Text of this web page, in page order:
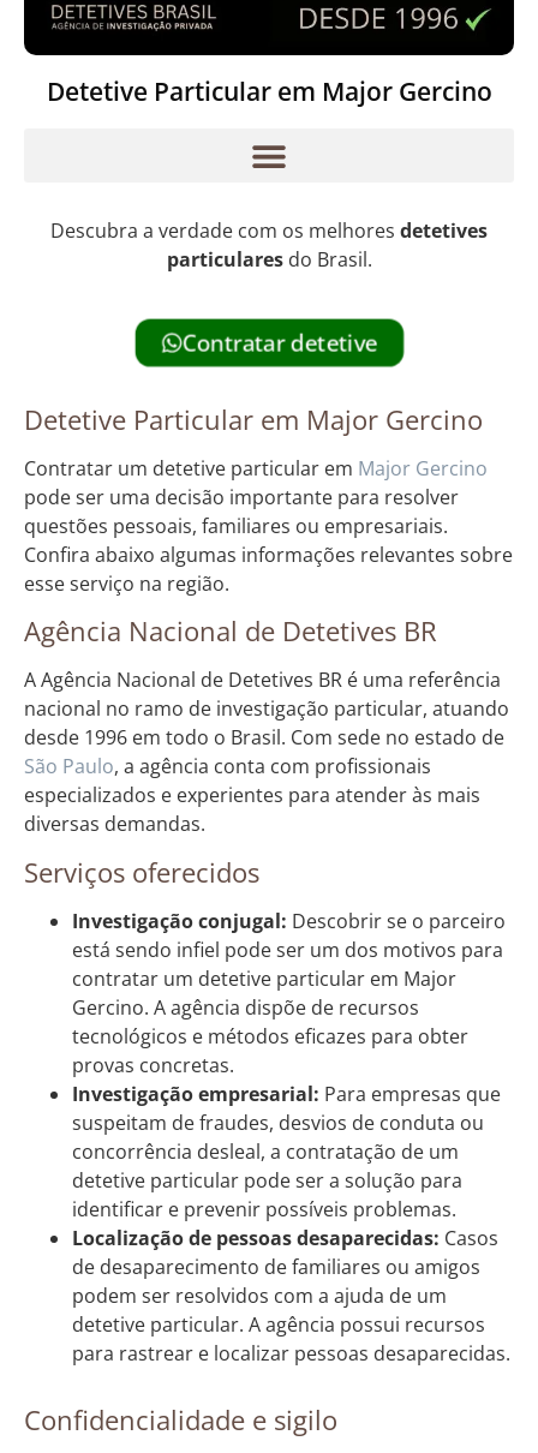
Detetive Particular em Major Gercino
Descubra a verdade com os melhores detetives
particularesdo Brasil.
Contratar detetive
Detetive Particular em Major Gercino
Contratar um detetive particular em Major Gercino
pode ser uma decisão importante para resolver
questões pessoais, familiares ou empresariais.
Confira abaixo algumas informações relevantes sobre
esse serviço na região.
Agência Nacional de Detetives BR
A Agência Nacional de Detetives BR é uma referência
nacional no ramo de investigação particular, atuando
desde 1996 em todo o Brasil. Com sede no estado de
São Paulo, a agência conta com profissionais
especializados e experientes para atender às mais
diversas demandas.
Serviços oferecidos
Investigação conjugal: Descobrir se o parceiro
está sendo infiel pode ser um dos motivos para
contratar um detetive particular em Major
Gercino. A agência dispõe de recursos
tecnológicos e métodos eficazes para obter
provas concretas.
Investigação empresarial: Para empresas que
suspeitam de fraudes, desvios de conduta ou
concorrência desleal, a contratação de um
detetive particular pode ser a solução para
identificar e prevenir possíveis problemas.
Localização de pessoas desaparecidas: Casos
de desaparecimento de familiares ou amigos
podem ser resolvidos com a ajuda de um
detetive particular. A agência possui recursos
para rastrear e localizar pessoas desaparecidas.
Confidencialidade e sigilo